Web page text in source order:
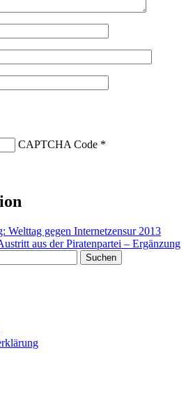
CAPTCHA Code *
Welttag gegen Internetzensur 2013
aus der Piratenpartei – Ergänzung
Suchen